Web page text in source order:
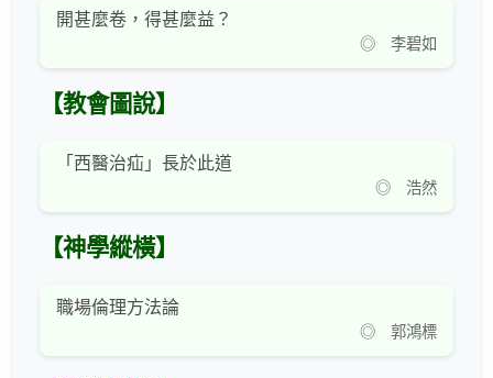
開甚麼卷，得甚麼益？
◎ 李碧如
【教會圖說】
「西醫治疝」長於此道
◎ 浩然
【神學縱橫】
職場倫理方法論
◎ 郭鴻標